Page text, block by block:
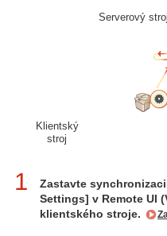
Serverový
Klientský
stroj
1
Zastavte
Settings] v Remote UI
klientského stroje.